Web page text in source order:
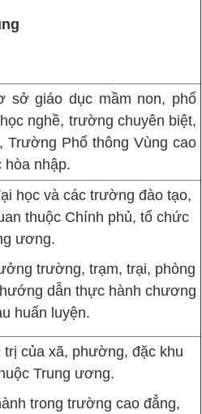
sở giáo dục mầm non, phổ
nghề, trường chuyên biệt,
Phổ thông Vùng cao
hòa nhập.
học và các trường đào tạo,
thuộc Chính phủ, tổ chức
ương.
trường, trạm, trại, phòng
dẫn thực hành chương
huấn luyện.
của xã, phường, đặc khu
Trung ương.
trong trường cao đẳng,